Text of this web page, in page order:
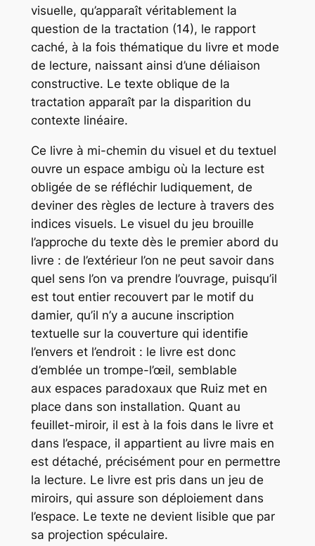
visuelle, qu’apparaît véritablement la
question de la tractation (14), le rapport
caché, à la fois thématique du livre et mode
de lecture, naissant ainsi d’une déliaison
constructive. Le texte oblique de la
tractation apparaît par la disparition du
contexte linéaire.
Ce livre à mi-chemin du visuel et du textuel
ouvre un espace ambigu où la lecture est
obligée de se réfléchir ludiquement, de
deviner des règles de lecture à travers des
indices visuels. Le visuel du jeu brouille
l’approche du texte dès le premier abord du
livre : de l’extérieur l’on ne peut savoir dans
quel sens l’on va prendre l’ouvrage, puisqu’il
est tout entier recouvert par le motif du
damier, qu’il n’y a aucune inscription
textuelle sur la couverture qui identifie
l’envers et l’endroit : le livre est donc
d’emblée un trompe-l’œil, semblable
aux espaces paradoxaux que Ruiz met en
place dans son installation. Quant au
feuillet-miroir, il est à la fois dans le livre et
dans l’espace, il appartient au livre mais en
est détaché, précisément pour en permettre
la lecture. Le livre est pris dans un jeu de
miroirs, qui assure son déploiement dans
l’espace. Le texte ne devient lisible que par
sa projection spéculaire.